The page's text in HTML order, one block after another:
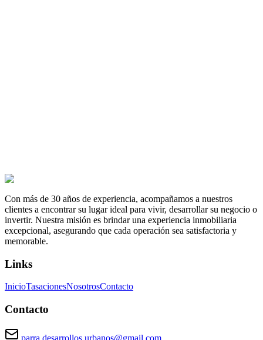
Con más de 30 años de experiencia, acompañamos a nuestros
clientes a encontrar su lugar ideal para vivir, desarrollar su negocio o
invertir. Nuestra misión es brindar una experiencia inmobiliaria
excepcional, asegurando que cada operación sea satisfactoria y
memorable.
Links
InicioTasacionesNosotrosContacto
Contacto
parra.desarrollos.urbanos@gmail.com